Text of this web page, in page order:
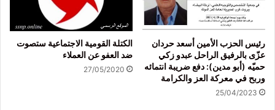
رئيس الحزب الأمين أسعد حردان
عزّى بالرفيق الراحل عبدو زكي
حميّه (أبو مدين): دفع ضريبة انتمائه
وربح في معركة العز والكرامة
25/04/2023
الكتلة القومية الاجتماعية ستصوت
ضد العفو عن العملاء
27/05/2020